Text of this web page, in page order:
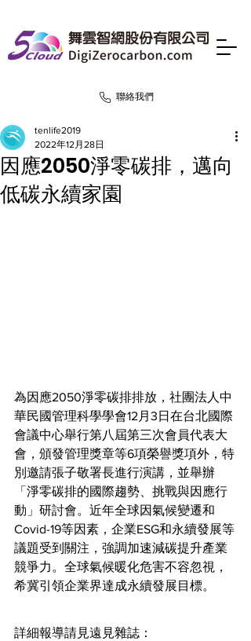
聯絡我們
因應2050淨零碳排，邁向
低碳永續家園
tenlife2019
2022年12月28日
為因應2050淨零碳排排放，社團法人中
華民國管理科學學會12月3日在台北國際
會議中心舉行第八屆第三次會員代表大
會，頒發管理獎章等6項榮譽獎項外，特
別邀請張子敬署長進行演講，並舉辦
「淨零碳排的國際趨勢、挑戰與因應行
動」研討會。近年全球因氣候變遷和
Covid-19等因素，企業ESG和永續發展等
議題受到關注，強調加速減碳提升產業
競爭力。全球氣候暖化危害不容忽視，
希冀引領企業界達成永續發展目標。
詳細報導請見遠見雜誌：